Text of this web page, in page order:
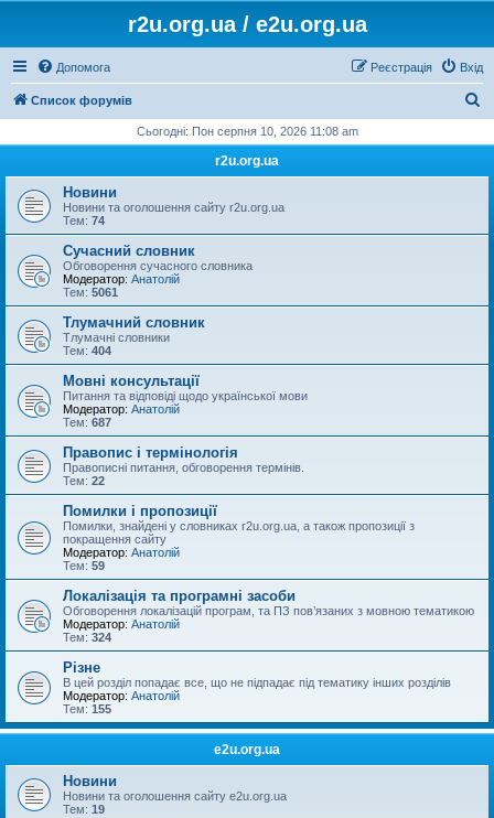
r2u.org.ua / e2u.org.ua
Допомога Вхід
Реєстрація
Список форумів
у
Сьогодні: Пон серпня 10, 2026 11:08 am
r2u.org.ua
Новини
Новини та оголошення сайту r2u.org.ua
Тем: 74
Сучасний словник
Обговорення сучасного словника
Модератор: Анатолій
Тем: 5061
Тлумачний словник
Тлумачні словники
Тем: 404
Мовні консультації
Питання та відповіді щодо української мови
Модератор: Анатолій
Тем: 687
Правопис і термінологія
Правописні питання, обговорення термінів.
Тем: 22
Помилки і пропозиції
Помилки, знайдені у словниках r2u.org.ua, а також пропозиції з
покращення сайту
Модератор: Анатолій
Тем: 59
Локалізація та програмні засоби
Обговорення локалізацій програм, та ПЗ пов’язаних з мовною тематикою
Модератор: Анатолій
Тем: 324
Різне
В цей розділ попадає все, що не підпадає під тематику інших розділів
Модератор: Анатолій
Тем: 155
e2u.org.ua
Новини
Новини та оголошення сайту e2u.org.ua
Тем: 19